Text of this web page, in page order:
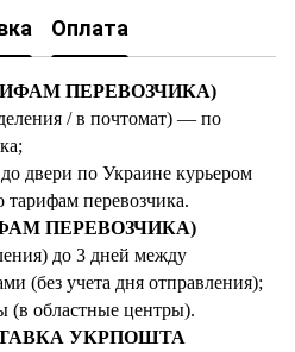
Оплата
ПЕРЕВОЗЧИКА)
/ в почтомат) — по
двери по Украине курьером
перевозчика.
ПЕРЕВОЗЧИКА)
до 3 дней между
(без учета дня отправления);
(в областные центры).
УКРПОШТА